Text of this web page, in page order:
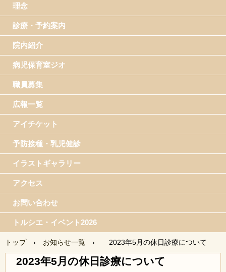
理念
診療・予約案内
院内紹介
病児保育室ジオ
職員募集
広報一覧
アイチケット
予防接種・乳児健診
イラストギャラリー
アクセス
お問い合わせ
トルシエ・イベント2026
トップ › お知らせ一覧 › 2023年5月の休日診療について
2023年5月の休日診療について